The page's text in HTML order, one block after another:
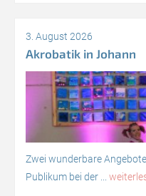
3. August 2026
Akrobatik in Johann
Zwei wunderbare
Publikum bei der ...